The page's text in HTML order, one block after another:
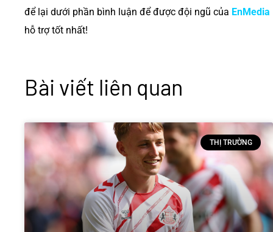
để lại dưới phần bình luận để được đội ngũ của EnMedia
hỗ trợ tốt nhất!
Bài viết liên quan
THỊ TRƯỜNG